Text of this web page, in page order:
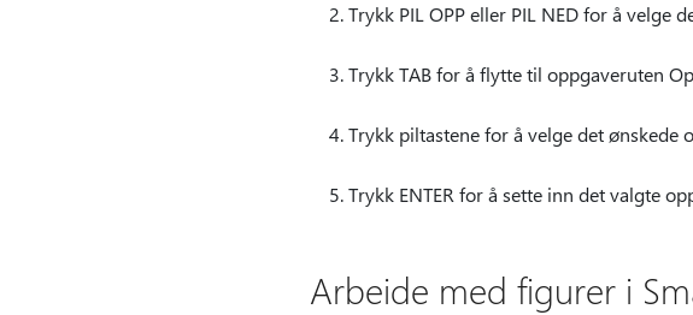
Trykk PIL OPP eller PIL NED for å velge
Trykk TAB for å flytte til oppgaveruten
Trykk piltastene for å velge det ønskede
Trykk ENTER for å sette inn det valgte
Arbeide med figurer i